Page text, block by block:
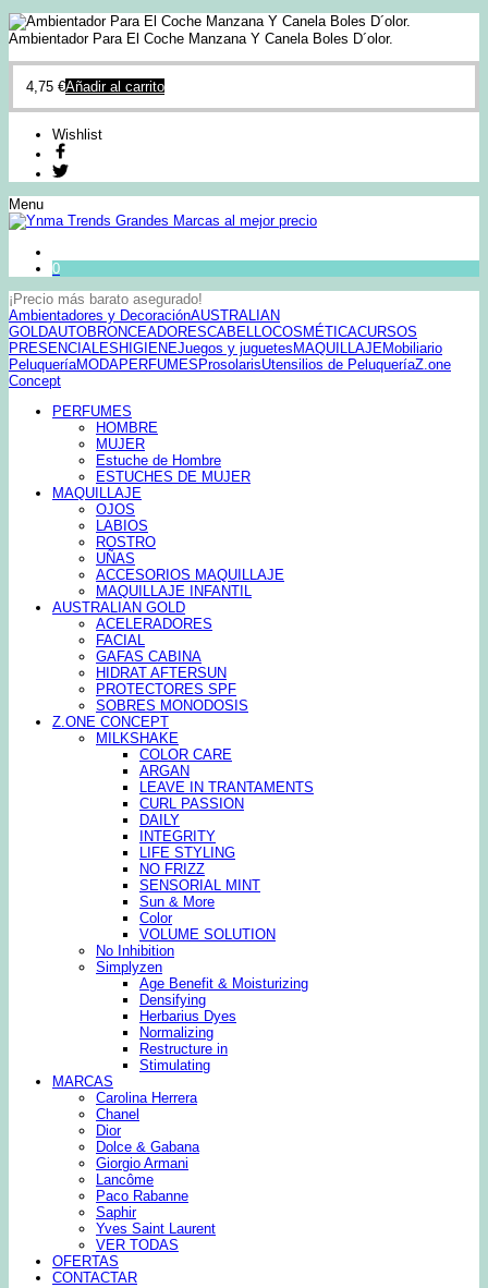
Ambientador Para El Coche Manzana Y Canela Boles D´olor.
4,75 €Añadir al carrito
Wishlist
Menu
0
¡Precio más barato asegurado!
Ambientadores y DecoraciónAUSTRALIAN
GOLDAUTOBRONCEADORESCABELLOCOSMÉTICACURSOS
PRESENCIALES HIGIENEJuegos y juguetes MAQUILLAJEMobiliario
PeluqueríaMODAPERFUMES ProsolarisUtensilios de PeluqueríaZ.one
Concept
PERFUMES
HOMBRE
MUJER
Estuche de Hombre
ESTUCHES DE MUJER
MAQUILLAJE
OJOS
LABIOS
ROSTRO
UÑAS
ACCESORIOS MAQUILLAJE
MAQUILLAJE INFANTIL
AUSTRALIAN GOLD
ACELERADORES
FACIAL
GAFAS CABINA
HIDRAT AFTERSUN
PROTECTORES SPF
SOBRES MONODOSIS
Z.ONE CONCEPT
MILKSHAKE
COLOR CARE
ARGAN
LEAVE IN TRANTAMENTS
CURL PASSION
DAILY
INTEGRITY
LIFE STYLING
NO FRIZZ
SENSORIAL MINT
Sun & More
Color
VOLUME SOLUTION
No Inhibition
Simplyzen
Age Benefit & Moisturizing
Densifying
Herbarius Dyes
Normalizing
Restructure in
Stimulating
MARCAS
Carolina Herrera
Chanel
Dior
Dolce & Gabana
Giorgio Armani
Lancôme
Paco Rabanne
Saphir
Yves Saint Laurent
VER TODAS
OFERTAS
CONTACTAR